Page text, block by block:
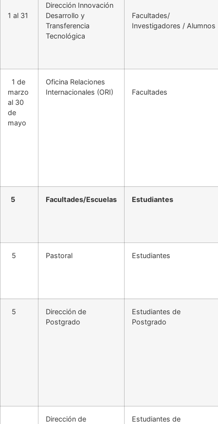
1 al 31
Dirección Innovación
Desarrollo y
Transferencia
Tecnológica
Facultades/
Investigadores / Alumnos
1 de
marzo
al 30
de
mayo
Oficina Relaciones
Internacionales (ORI)
Facultades
5 Facultades/Escuelas Estudiantes
5 Pastoral Estudiantes
5
Dirección de
Postgrado
Estudiantes de
Postgrado
Dirección de
Estudiantes de